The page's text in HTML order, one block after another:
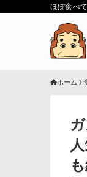
ほぼ食べ
ホーム